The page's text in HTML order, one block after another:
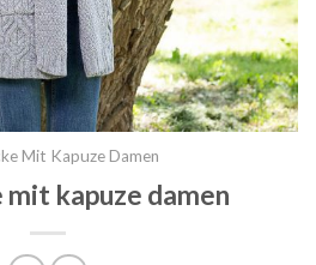
Mit Kapuze Damen
kapuze damen